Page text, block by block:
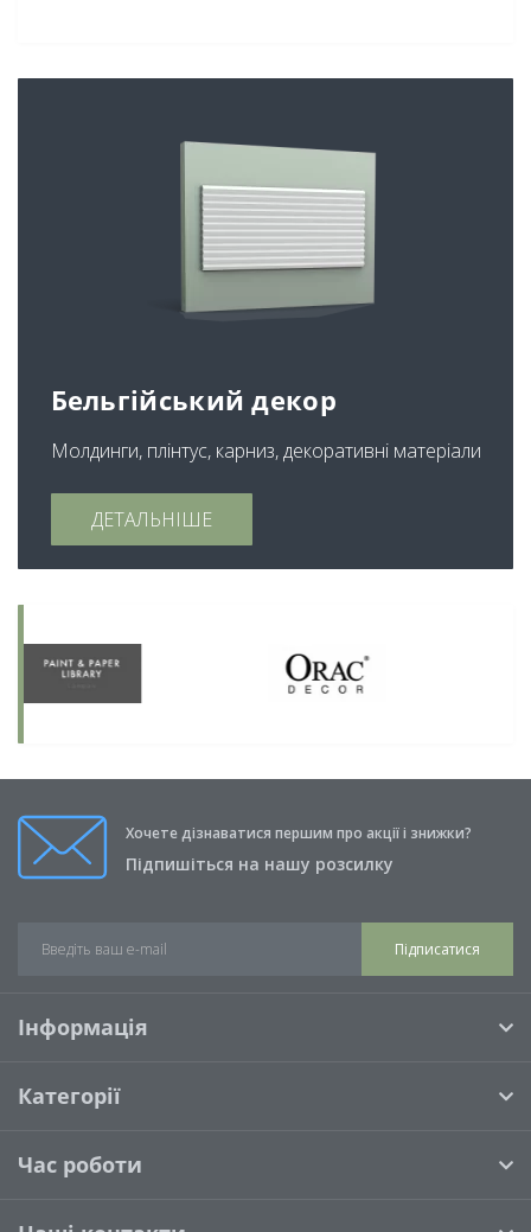
Бельгійський декор
Молдинги, плінтус, карниз, декоративні матеріали
ДЕТАЛЬНІШЕ
Хочете дізнаватися першим про акції і знижки?
Підпишіться на нашу розсилку
Підписатися
Інформація
Категорії
Час роботи